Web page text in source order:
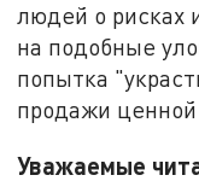
людей о рисках
на подобные
попытка
продажи
Уважаемые